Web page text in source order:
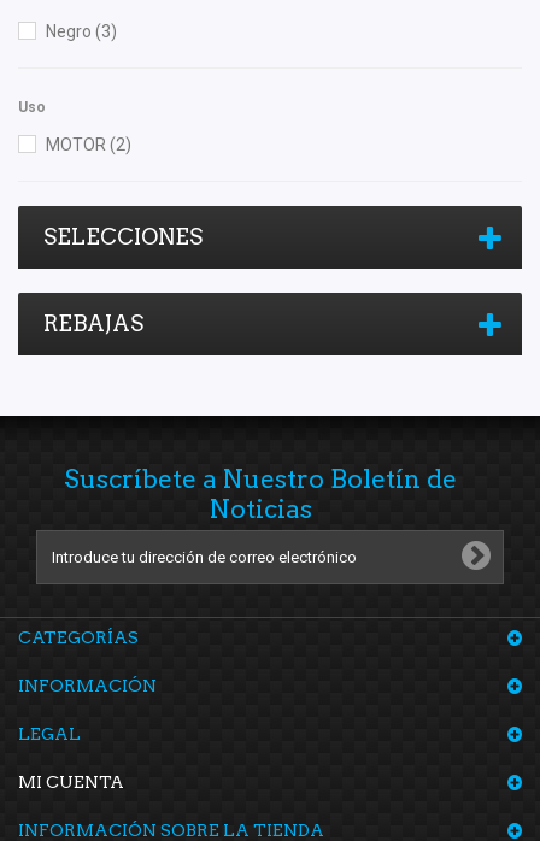
Negro (3)
Uso
MOTOR (2)
SELECCIONES
REBAJAS
Suscríbete a Nuestro Boletín de
Noticias
CATEGORÍAS
INFORMACIÓN
LEGAL
MI CUENTA
INFORMACIÓN SOBRE LA TIENDA